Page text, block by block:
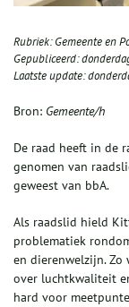
Rubriek:Gemeente en
Gepubliceerd:
Laatste update:
Bron: Gemeente/h
De raad heeft in de
genomen van
geweest van bbA.
Als raadslid hield
problematiek
en dierenwelzijn. Zo
over luchtkwaliteit
hard voor